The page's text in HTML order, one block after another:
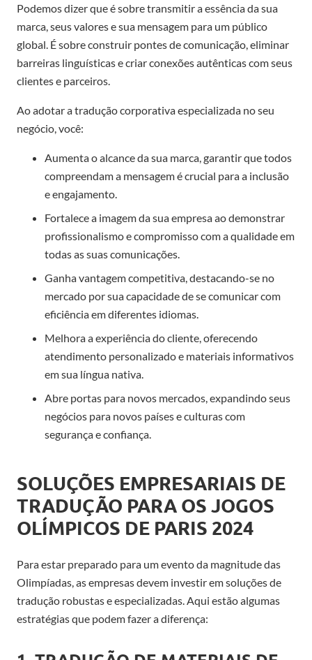
Podemos dizer que é sobre transmitir a essência da sua
marca, seus valores e sua mensagem para um público
global. É sobre construir pontes de comunicação, eliminar
barreiras linguísticas e criar conexões autênticas com seus
clientes e parceiros.
Ao adotar a tradução corporativa especializada no seu
negócio, você:
Aumenta o alcance da sua marca, garantir que todos
compreendam a mensagem é crucial para a inclusão
e engajamento.
Fortalece a imagem da sua empresa ao demonstrar
profissionalismo e compromisso com a qualidade em
todas as suas comunicações.
Ganha vantagem competitiva, destacando-se no
mercado por sua capacidade de se comunicar com
eficiência em diferentes idiomas.
Melhora a experiência do cliente, oferecendo
atendimento personalizado e materiais informativos
em sua língua nativa.
Abre portas para novos mercados, expandindo seus
negócios para novos países e culturas com
segurança e confiança.
SOLUÇÕES EMPRESARIAIS DE
TRADUÇÃO PARA OS JOGOS
OLÍMPICOS DE PARIS 2024
Para estar preparado para um evento da magnitude das
Olimpíadas, as empresas devem investir em soluções de
tradução robustas e especializadas. Aqui estão algumas
estratégias que podem fazer a diferença: